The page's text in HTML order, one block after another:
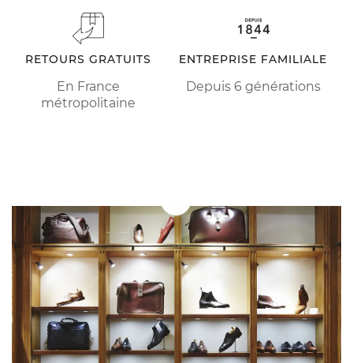
RETOURS GRATUITS
En France
métropolitaine
ENTREPRISE FAMILIALE
Depuis 6 générations